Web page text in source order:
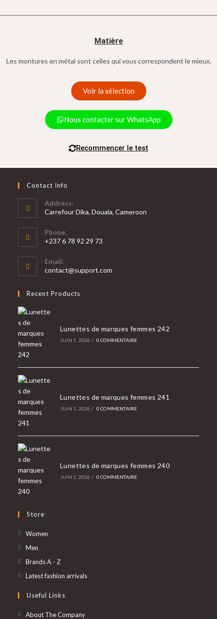
Matière
Les montures en métal sont celles qui vous correspondent le mieux.
Voir la sélection
Nous contacter sur WhatsApp
Recommencer le test
Contact Info
Address:
Carrefour Dika, Douala, Cameroon
Phone:
+237 6 78 92 29 73
Email:
contact@support.com
Recent Products
Lunettes de marques femmes 242
JUIN 1, 2026 / 0 COMMENTAIRE
Lunettes de marques femmes 241
JUIN 1, 2026 / 0 COMMENTAIRE
Lunettes de marques femmes 240
JUIN 1, 2026 / 0 COMMENTAIRE
Store
Women
Men
Brands A - Z
Latest fashion arrivals
Useful Links
About The Company